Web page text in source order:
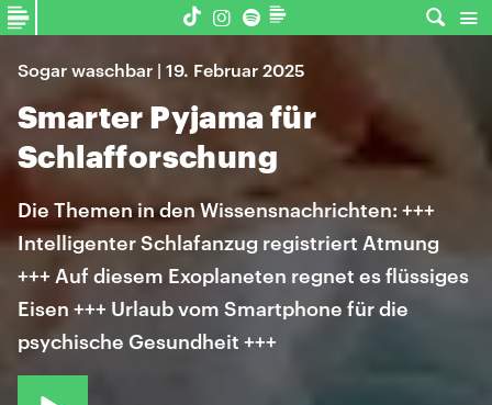
Sogar waschbar | 19. Februar 2025
Smarter Pyjama für
Schlafforschung
Die Themen in den Wissensnachrichten: +++
Intelligenter Schlafanzug registriert Atmung
+++ Auf diesem Exoplaneten regnet es flüssiges
Eisen +++ Urlaub vom Smartphone für die
psychische Gesundheit +++